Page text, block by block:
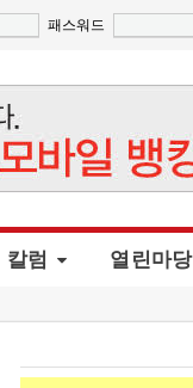
패스워드
칼럼 열린마당